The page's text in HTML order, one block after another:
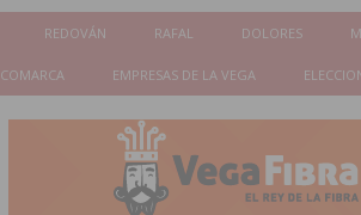
REDOVÁN RAFAL DOLORES
COMARCA EMPRESAS DE LA VEGA